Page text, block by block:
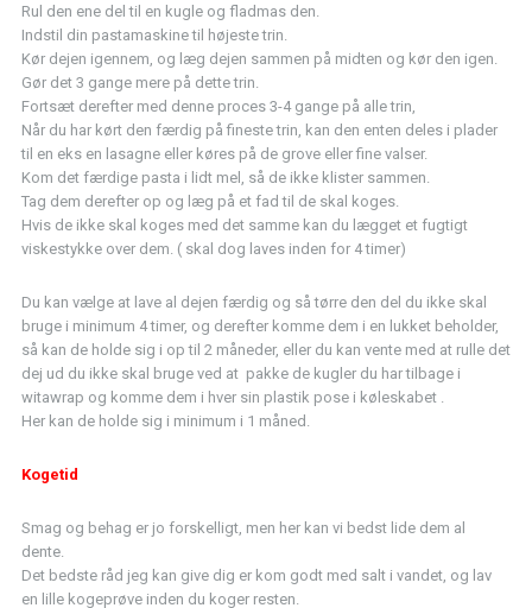
Rul den ene del til en kugle og fladmas den.
Indstil din pastamaskine til højeste trin.
Kør dejen igennem, og læg dejen sammen på midten og kør den igen.
Gør det 3 gange mere på dette trin.
Fortsæt derefter med denne proces 3-4 gange på alle trin,
Når du har kørt den færdig på fineste trin, kan den enten deles i plader
til en eks en lasagne eller køres på de grove eller fine valser.
Kom det færdige pasta i lidt mel, så de ikke klister sammen.
Tag dem derefter op og læg på et fad til de skal koges.
Hvis de ikke skal koges med det samme kan du lægget et fugtigt
viskestykke over dem. ( skal dog laves inden for 4 timer)
Du kan vælge at lave al dejen færdig og så tørre den del du ikke skal
bruge i minimum 4 timer, og derefter komme dem i en lukket beholder,
så kan de holde sig i op til 2 måneder, eller du kan vente med at rulle det
dej ud du ikke skal bruge ved at pakke de kugler du har tilbage i
witawrap og komme dem i hver sin plastik pose i køleskabet .
Her kan de holde sig i minimum i 1 måned.
Kogetid
Smag og behag er jo forskelligt, men her kan vi bedst lide dem al
dente.
Det bedste råd jeg kan give dig er kom godt med salt i vandet, og lav
en lille kogeprøve inden du koger resten.